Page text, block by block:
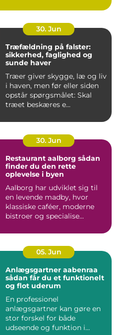
30. Jun
Træfældning på falster:
sikkerhed, faglighed og
sunde haver
Træer giver skygge, læ og liv
i haven, men før eller siden
opstår spørgsmålet: Skal
træet beskæres e...
30. Jun
Restaurant aalborg sådan
finder du den rette
oplevelse i byen
Aalborg har udviklet sig til
en levende madby, hvor
klassiske caféer, moderne
bistroer og specialise...
05. Jun
Anlægsgartner aabenraa
sådan får du et funktionelt
og flot uderum
En professionel
anlægsgartner kan gøre en
stor forskel for både
udseende og funktion i